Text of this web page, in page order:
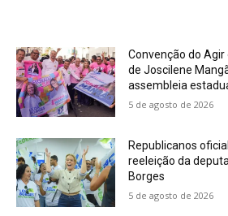
Convenção do
de Joscilene
assembleia
5 de agosto de 2026
Republicanos
reeleição da
Borges
5 de agosto de 2026